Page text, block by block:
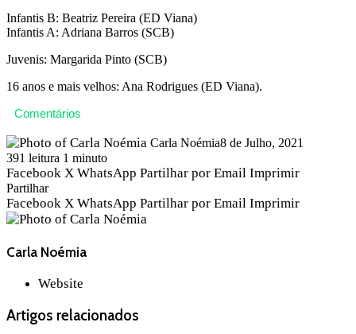
Infantis B: Beatriz Pereira (ED Viana)
Infantis A: Adriana Barros (SCB)
Juvenis: Margarida Pinto (SCB)
16 anos e mais velhos: Ana Rodrigues (ED Viana).
Comentários
Carla Noémia8 de Julho, 2021
391 leitura 1 minuto
Facebook X WhatsApp Partilhar por Email Imprimir
Partilhar
Facebook X WhatsApp Partilhar por Email Imprimir
Carla Noémia
Website
Artigos relacionados